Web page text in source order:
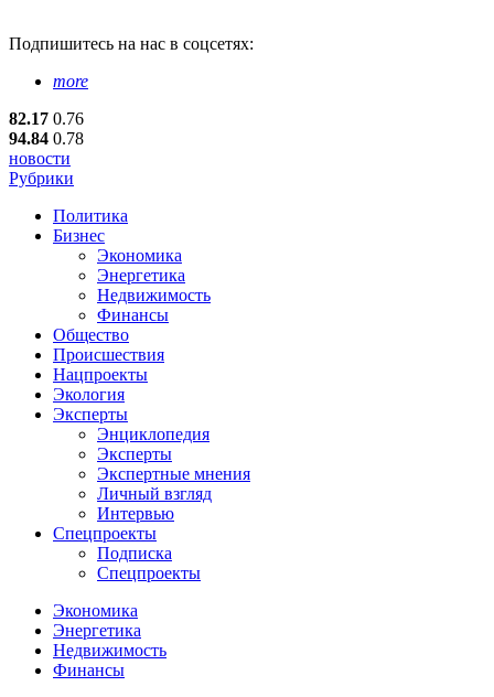
Подпишитесь на нас в соцсетях:
more
82.17 0.76
94.84 0.78
новости
Рубрики
Политика
Бизнес
Экономика
Энергетика
Недвижимость
Финансы
Общество
Происшествия
Нацпроекты
Экология
Эксперты
Энциклопедия
Эксперты
Экспертные мнения
Личный взгляд
Интервью
Спецпроекты
Подписка
Спецпроекты
Экономика
Энергетика
Недвижимость
Финансы